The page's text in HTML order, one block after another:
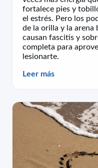
fortalece pies y
el estrés. Pero los
de la orilla y la arena
causan fascitis y
completa para
lesionarte.
Leer más